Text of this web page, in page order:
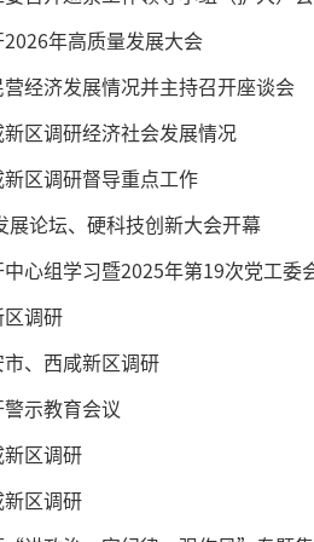
年高质量发展大会
经济发展情况并主持召开座谈会
区调研经济社会发展情况
区调研督导重点工作
展论坛、硬科技创新大会开幕
心组学习暨2025年第19次党工委
调研
、西咸新区调研
示教育会议
区调研
区调研